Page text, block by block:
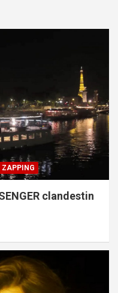
ZAPPING
clandestin